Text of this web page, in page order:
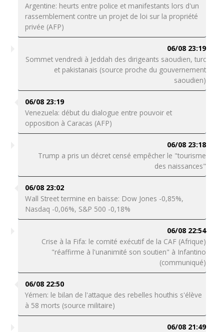
Argentine: heurts entre police et manifestants lors d'un
rassemblement contre un projet de loi sur la propriété
privée (AFP)
06/08 23:19
Sommet vendredi à Jeddah des dirigeants saoudien, turc
et pakistanais (source proche du gouvernement
saoudien)
06/08 23:19
Venezuela: début du dialogue entre pouvoir et
opposition à Caracas (AFP)
06/08 23:18
Trump a pris un décret censé empêcher le "tourisme
des naissances"
06/08 23:02
Wall Street termine en baisse: Dow Jones -0,85%,
Nasdaq -0,06%, S&P 500 -0,18%
06/08 22:54
Crise à la Fifa: le comité exécutif de la CAF (Afrique)
"réaffirme à l'unanimité son soutien" à Infantino
(communiqué)
06/08 22:50
Yémen: le bilan de l'attaque des rebelles houthis s'élève
à 58 morts (source militaire)
06/08 21:49